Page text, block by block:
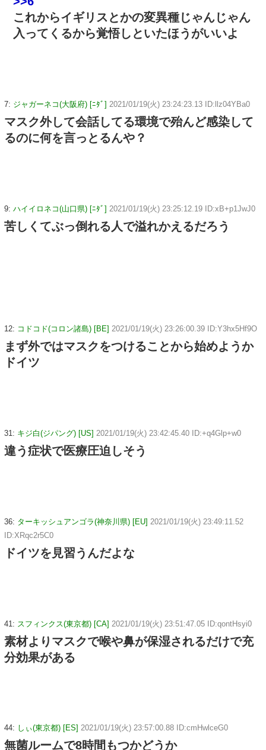
これからイギリスとかの変異種じゃんじゃん
入ってくるから覚悟しといたほうがいいよ
7: ジャガーネコ(大阪府) [ﾆﾀﾞ] 2021/01/19(火) 23:24:23.13 ID:llz04YBa0
マスク外して会話してる環境で殆んど感染して
るのに何を言っとるんや？
9: ハイイロネコ(山口県) [ﾆﾀﾞ] 2021/01/19(火) 23:25:12.19 ID:xB+p1JwJ0
苦しくてぶっ倒れる人で溢れかえるだろう
12: コドコド(コロン諸島) [BE] 2021/01/19(火) 23:26:00.39 ID:Y3hx5Hf9O
まず外ではマスクをつけることから始めようか
ドイツ
31: キジ白(ジパング) [US] 2021/01/19(火) 23:42:45.40 ID:+q4Glp+w0
違う症状で医療圧迫しそう
36: ターキッシュアンゴラ(神奈川県) [EU] 2021/01/19(火) 23:49:11.52
ID:XRqc2r5C0
ドイツを見習うんだよな
41: スフィンクス(東京都) [CA] 2021/01/19(火) 23:51:47.05 ID:qontHsyi0
素材よりマスクで喉や鼻が保湿されるだけで充
分効果がある
44: しぃ(東京都) [ES] 2021/01/19(火) 23:57:00.88 ID:cmHwlceG0
無菌ルームで8時間もつかどうか